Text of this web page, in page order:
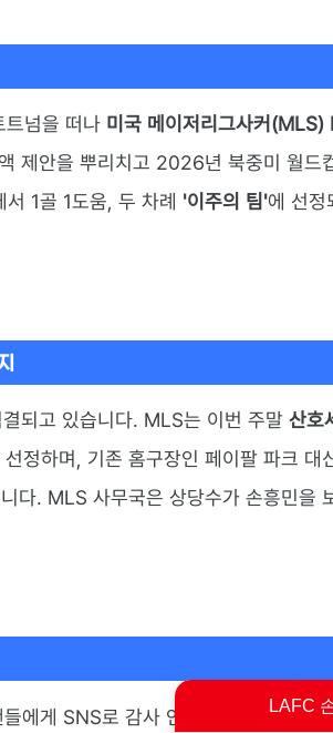
트넘을 떠나 미국 메이저리그사커(MLS)
제안을 뿌리치고 2026년 북중미 월드
1골 1도움, 두 차례 '이주의 팀'에 선정
되고 있습니다. MLS는 이번 주말 산호
정하며, 기존 홈구장인 페이팔 파크 대
다. MLS 사무국은 상당수가 손흥민을
에게 SNS로 감사 인사를 전했습니다.
LAFC